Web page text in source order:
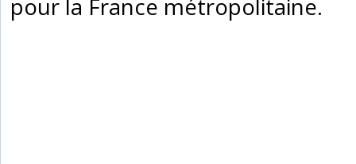
pour la France métropolitaine.‎